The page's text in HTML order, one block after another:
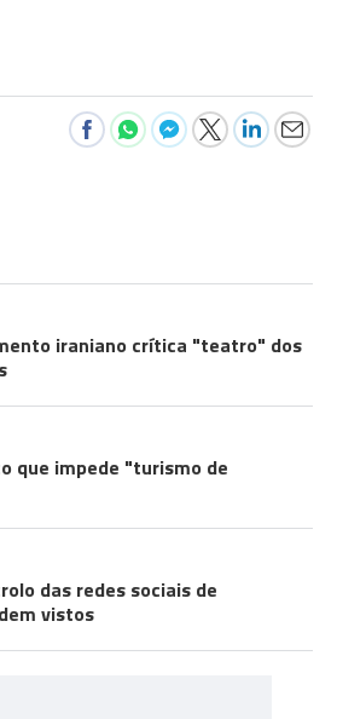
iraniano crítica "teatro" dos
que impede "turismo de
das redes sociais de
vistos